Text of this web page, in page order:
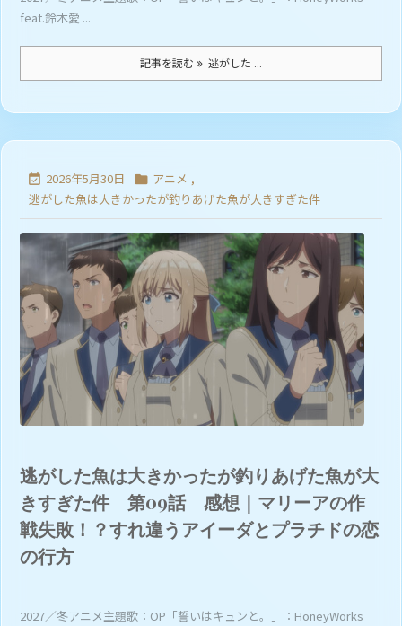
feat.鈴木愛 ...
記事を読む 逃がした ...
 2026年5月30日  アニメ ,
逃がした魚は大きかったが釣りあげた魚が大きすぎた件
逃がした魚は大きかったが釣りあげた魚が大
きすぎた件 第09話 感想｜マリーアの作
戦失敗！？すれ違うアイーダとプラチドの恋
の行方
2027／冬アニメ主題歌：OP「誓いはキュンと。」：HoneyWorks